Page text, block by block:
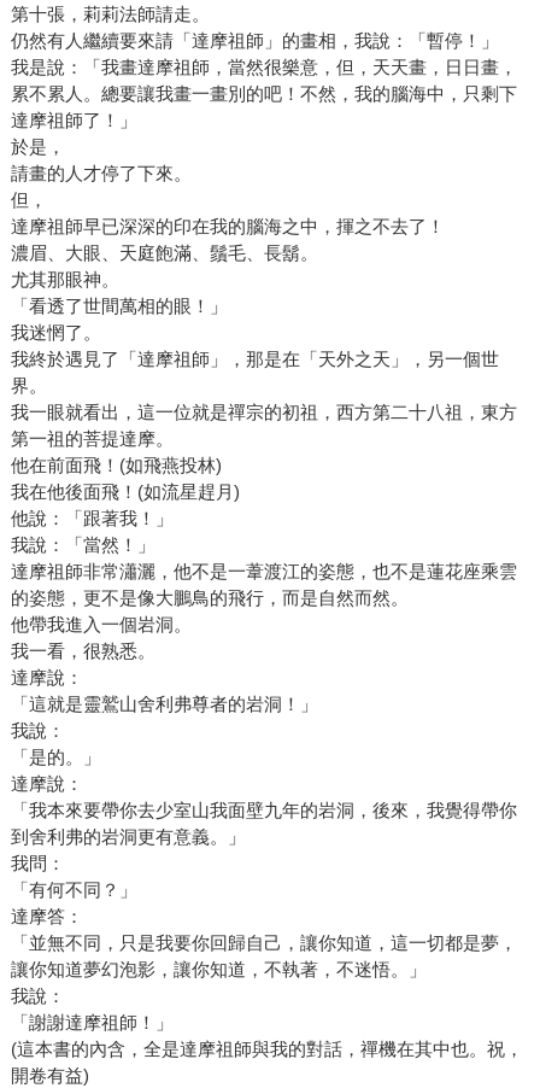
第十張，莉莉法師請走。
仍然有人繼續要來請「達摩祖師」的畫相，我說：「暫停！」
我是說：「我畫達摩祖師，當然很樂意，但，天天畫，日日畫，
累不累人。總要讓我畫一畫別的吧！不然，我的腦海中，只剩下
達摩祖師了！」
於是，
請畫的人才停了下來。
但，
達摩祖師早已深深的印在我的腦海之中，揮之不去了！
濃眉、大眼、天庭飽滿、鬚毛、長鬍。
尤其那眼神。
「看透了世間萬相的眼！」
我迷惘了。
我終於遇見了「達摩祖師」，那是在「天外之天」，另一個世
界。
我一眼就看出，這一位就是禪宗的初祖，西方第二十八祖，東方
第一祖的菩提達摩。
他在前面飛！(如飛燕投林)
我在他後面飛！(如流星趕月)
他說：「跟著我！」
我說：「當然！」
達摩祖師非常瀟灑，他不是一葦渡江的姿態，也不是蓮花座乘雲
的姿態，更不是像大鵬鳥的飛行，而是自然而然。
他帶我進入一個岩洞。
我一看，很熟悉。
達摩說：
「這就是靈鷲山舍利弗尊者的岩洞！」
我說：
「是的。」
達摩說：
「我本來要帶你去少室山我面壁九年的岩洞，後來，我覺得帶你
到舍利弗的岩洞更有意義。」
我問：
「有何不同？」
達摩答：
「並無不同，只是我要你回歸自己，讓你知道，這一切都是夢，
讓你知道夢幻泡影，讓你知道，不執著，不迷悟。」
我說：
「謝謝達摩祖師！」
(這本書的內含，全是達摩祖師與我的對話，禪機在其中也。祝，
開卷有益)